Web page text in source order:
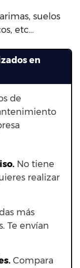
suelos
etc…
en
de
No tiene
realizar
más
Te envían
Compara